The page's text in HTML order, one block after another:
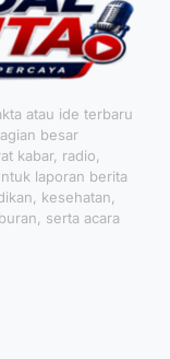
atau ide terbaru
besar
kabar, radio,
laporan berita
kesehatan,
serta acara